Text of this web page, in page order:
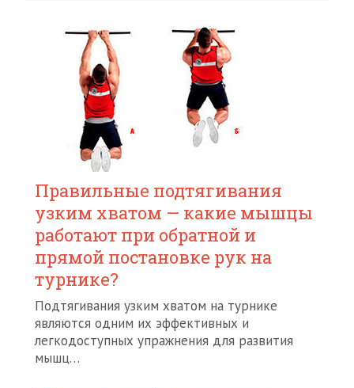
Правильные подтягивания
узким хватом — какие мышцы
работают при обратной и
прямой постановке рук на
турнике?
Подтягивания узким хватом на турнике
являются одним их эффективных и
легкодоступных упражнения для развития
мышц…